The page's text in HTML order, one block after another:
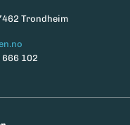
Trondheim
102